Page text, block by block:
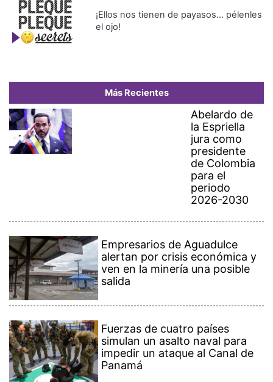
¡Ellos nos tienen de payasos… pélenles
el ojo!
Más Recientes
Abelardo de
la Espriella
jura como
presidente
de Colombia
para el
periodo
2026-2030
Empresarios de Aguadulce
alertan por crisis económica y
ven en la minería una posible
salida
Fuerzas de cuatro países
simulan un asalto naval para
impedir un ataque al Canal de
Panamá